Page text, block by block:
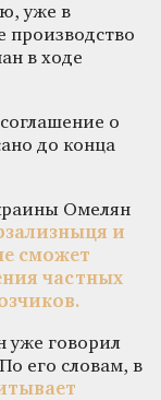
уже в
производство
в ходе
о
до конца
Омелян
и
сможет
частных
уже говорил
его словам, в